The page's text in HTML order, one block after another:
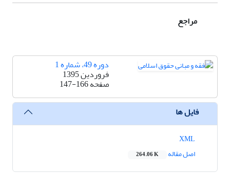
مراجع
دوره 49، شماره 1
فروردین 1395
صفحه147-166
فایل ها
اصل مقاله
264.06 K